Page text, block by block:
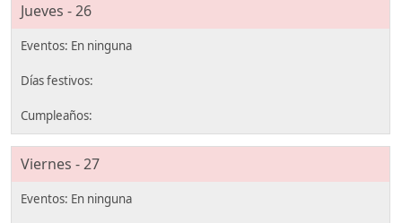
Jueves - 26
Viernes - 27